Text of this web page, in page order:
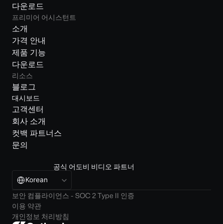
다운로드
프리미어 어시스턴트
소개
가격 안내
제품 기능
다운로드
리소스
블로그
대시보드
고객센터
회사 소개
컷백 파트너스
문의
공식 어도비 비디오 파트너
Select Language
Korean
보안 컴플라이언스 - SOC 2 Type II 인증
이용 약관
개인정보 처리방침